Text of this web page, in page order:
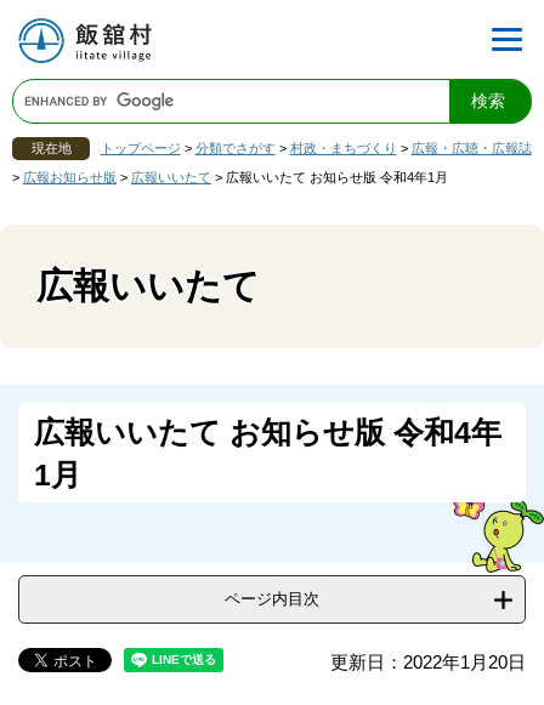
現在地 トップページ > 分類でさがす > 村政・まちづくり > 広報・広聴・広報誌
> 広報お知らせ版 > 広報いいたて > 広報いいたて お知らせ版 令和4年1月
広報いいたて
広報いいたて お知らせ版 令和4年
1月
ページ内目次
更新日：2022年1月20日